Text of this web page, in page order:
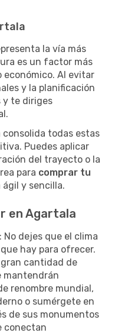
la vía más
es un factor más
económico. Al evitar
y la planificación
y te diriges
todas estas
Puedes aplicar
del trayecto o la
para comprar tu
ágil y sencilla.
en Agartala
: No dejes que el clima
hay para ofrecer.
cantidad de
mantendrán
renombre mundial,
o sumérgete en
de sus monumentos
conectan